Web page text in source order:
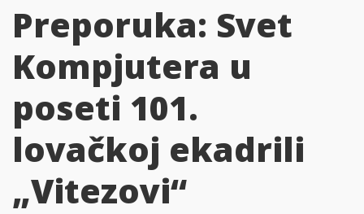
Preporuka: Svet
Kompjutera u
poseti 101.
lovačkoj ekadrili
„Vitezovi“